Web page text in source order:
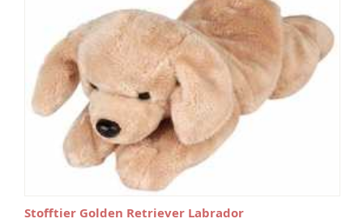
Stofftier Golden Retriever Labrador